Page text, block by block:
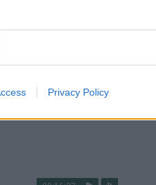
Privacy Policy
pavojams neigiamai
apgaudinėti